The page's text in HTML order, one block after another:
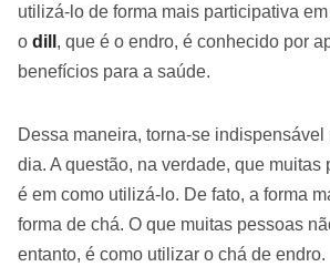
utilizá-lo de forma mais participativa
o dill , que é o endro, é conhecido por
benefícios para a saúde.
Dessa maneira, torna-se
dia. A questão, na verdade, que muitas
é em como utilizá-lo. De fato, a forma
forma de chá. O que muitas pessoas
entanto, é como utilizar o chá de endro.